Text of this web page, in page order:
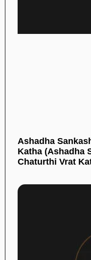
Ashadha
Katha (Ashadha
Chaturthi Vrat